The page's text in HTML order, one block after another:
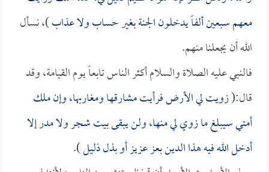
معهم سبعين ألفاً يدخلون الجنة بغير حساب ولا عذاب)، نسأل
الله أن يجعلنا منهم.
فالنبي عليه الصلاة والسلام أكثر الناس تابعاً يوم القيامة، وقد
قال:(زويت لي الأرض فرأيت مشارقها ومغاربها، وإن ملك
أمتي سيبلغ ما زوي لي منها، ولن يبقى بيت شجر ولا مدر إلا
أدخل الله فيه هذا الدين بعز عزيز أو بذل ذليل).